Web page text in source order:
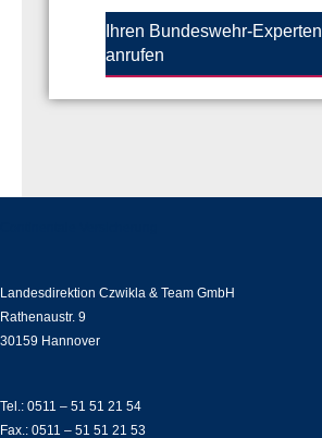
Ihren Bundeswehr-Experten
anrufen
Landesdirektion Czwikla & Team GmbH
Rathenaustr. 9
30159 Hannover
Tel.: 0511 – 51 51 21 54
Fax.: 0511 – 51 51 21 53